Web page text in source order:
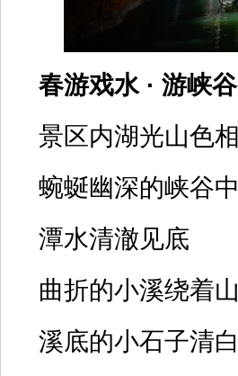
春游戏水 · 游峡
景区内湖光山色
蜿蜒幽深的峡谷
潭水清澈见底
曲折的小溪绕着
溪底的小石子清